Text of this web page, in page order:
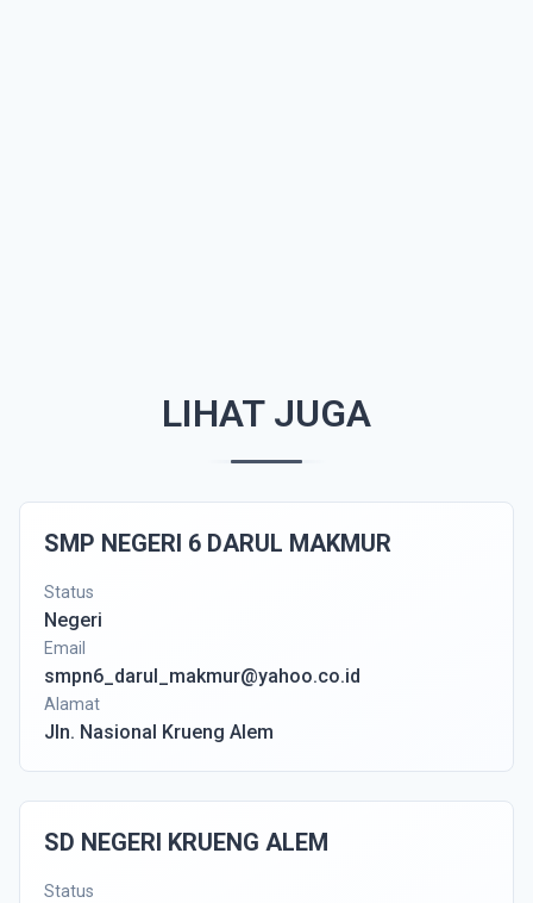
LIHAT JUGA
SMP NEGERI 6 DARUL MAKMUR
Status
Negeri
Email
smpn6_darul_makmur@yahoo.co.id
Alamat
Jln. Nasional Krueng Alem
SD NEGERI KRUENG ALEM
Status